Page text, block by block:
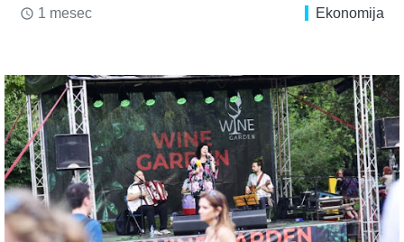
access_time 1 mesec Ekonomija